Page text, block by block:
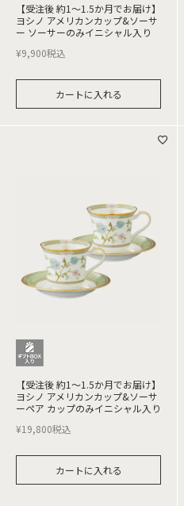
【受注後 約1～1.5か月でお届け】
ヨシノ アメリカンカップ&ソーサ
ー ソーサーのみイニシャル入り
¥9,900税込
カートに入れる
【受注後 約1～1.5か月でお届け】
ヨシノ アメリカンカップ&ソーサ
ーペア カップのみイニシャル入り
¥19,800税込
カートに入れる